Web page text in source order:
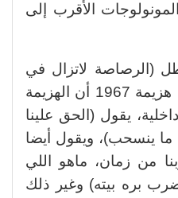
الأقرب إلى
(الرصاصة لاتزال في
جيبي) الجندي الذى عانى هزيمة 1967 أن الهزيمة
يقول (الحق علينا
ما ينسحب)، ويقول أيضا
من زمان، ماهو اللي
بره بيته) وغير ذلك